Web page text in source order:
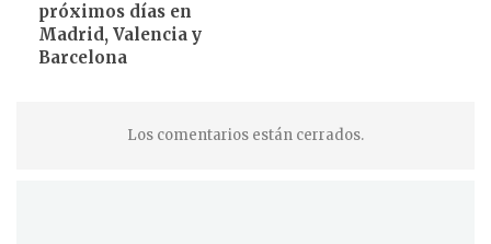
próximos días en
Madrid, Valencia y
Barcelona
Los comentarios están cerrados.